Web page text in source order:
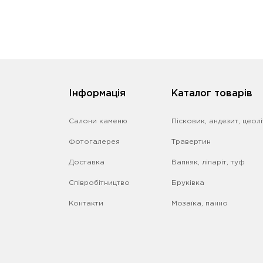
Iнформація
Салони каменю
Фотогалерея
Доставка
Співробітництво
Контакти
Каталог товарів
Пісковик, андезит,
Травертин
Вапняк, ліпаріт, туф
Бруківка
Мозаїка, панно